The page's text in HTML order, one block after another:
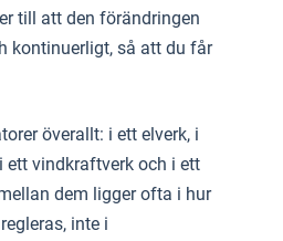
till att den förändringen
kontinuerligt, så att du får
överallt: i ett elverk, i
ett vindkraftverk och i ett
dem ligger ofta i hur
inte i